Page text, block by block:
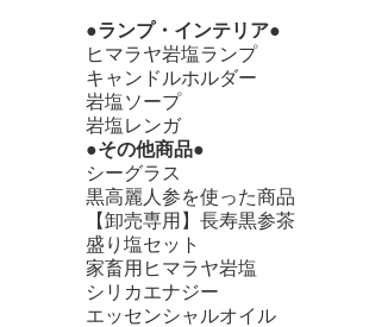
●ランプ・インテリア●
ヒマラヤ岩塩ランプ
キャンドルホルダー
岩塩ソープ
岩塩レンガ
●その他商品●
シーグラス
黒高麗人参を使った商品
【卸売専用】長寿黒参茶
盛り塩セット
家畜用ヒマラヤ岩塩
シリカエナジー
エッセンシャルオイル